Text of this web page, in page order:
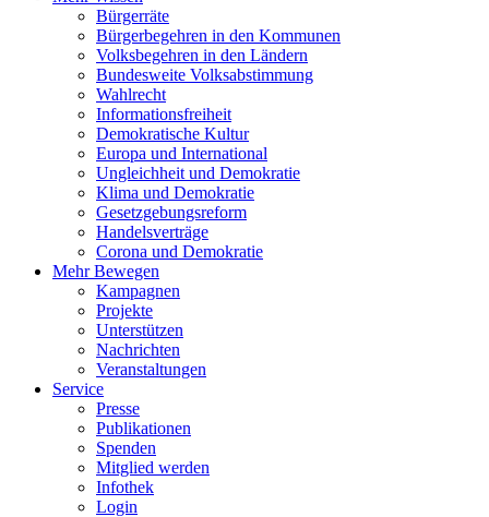
Bürgerräte
Bürgerbegehren in den Kommunen
Volksbegehren in den Ländern
Bundesweite Volksabstimmung
Wahlrecht
Informationsfreiheit
Demokratische Kultur
Europa und International
Ungleichheit und Demokratie
Klima und Demokratie
Gesetzgebungsreform
Handelsverträge
Corona und Demokratie
Mehr Bewegen
Kampagnen
Projekte
Unterstützen
Nachrichten
Veranstaltungen
Service
Presse
Publikationen
Spenden
Mitglied werden
Infothek
Login